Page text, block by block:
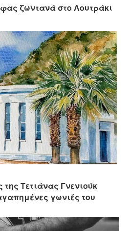
ζωντανά στο Λουτράκι
Τετιάνας Γνενιούκ
γωνιές του